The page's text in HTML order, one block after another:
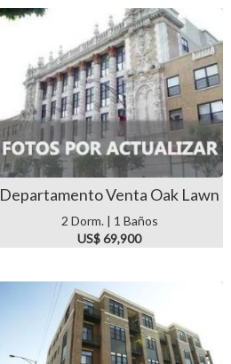
Departamento Venta Oak Lawn
2 Dorm. | 1 Baños
US$ 69,900